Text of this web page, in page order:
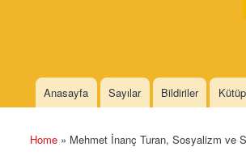
Main menu
Anasayfa Sayılar Bildiriler
You are here
Home » Mehmet İnanç Turan, Sosyalizm ve